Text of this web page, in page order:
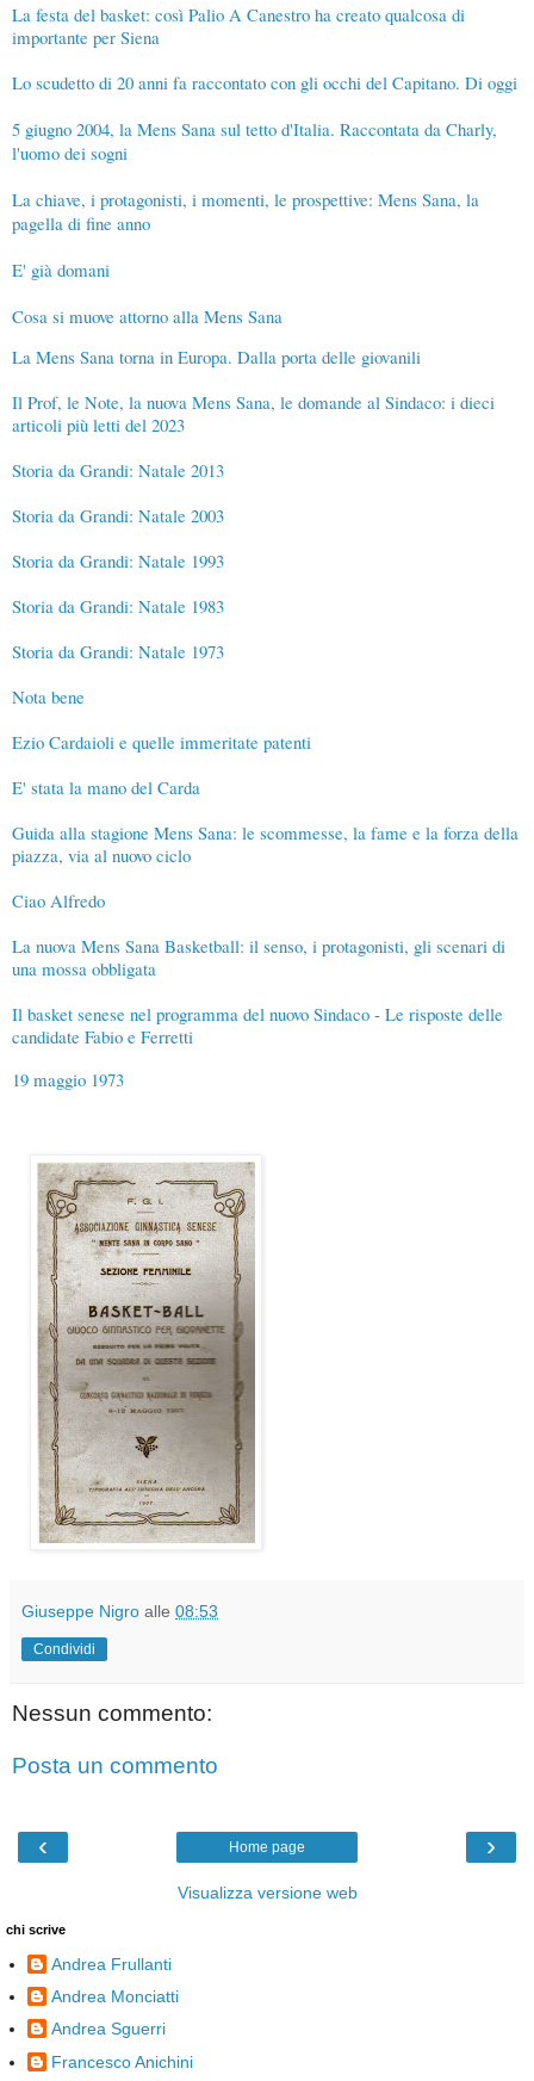
La festa del basket: così Palio A Canestro ha creato qualcosa di
importante per Siena
Lo scudetto di 20 anni fa raccontato con gli occhi del Capitano. Di oggi
5 giugno 2004, la Mens Sana sul tetto d'Italia. Raccontata da Charly,
l'uomo dei sogni
La chiave, i protagonisti, i momenti, le prospettive: Mens Sana, la
pagella di fine anno
E' già domani
Cosa si muove attorno alla Mens Sana
La Mens Sana torna in Europa. Dalla porta delle giovanili
Il Prof, le Note, la nuova Mens Sana, le domande al Sindaco: i dieci
articoli più letti del 2023
Storia da Grandi: Natale 2013
Storia da Grandi: Natale 2003
Storia da Grandi: Natale 1993
Storia da Grandi: Natale 1983
Storia da Grandi: Natale 1973
Nota bene
Ezio Cardaioli e quelle immeritate patenti
E' stata la mano del Carda
Guida alla stagione Mens Sana: le scommesse, la fame e la forza della
piazza, via al nuovo ciclo
Ciao Alfredo
La nuova Mens Sana Basketball: il senso, i protagonisti, gli scenari di
una mossa obbligata
Il basket senese nel programma del nuovo Sindaco - Le risposte delle
candidate Fabio e Ferretti
19 maggio 1973
Giuseppe Nigro alle 08:53
Condividi
Nessun commento:
Posta un commento
‹ ›
Home page
Visualizza versione web
chi scrive
Andrea Frullanti
Andrea Monciatti
Andrea Sguerri
Francesco Anichini